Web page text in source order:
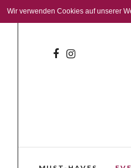
Wir verwenden Cookies auf unserer